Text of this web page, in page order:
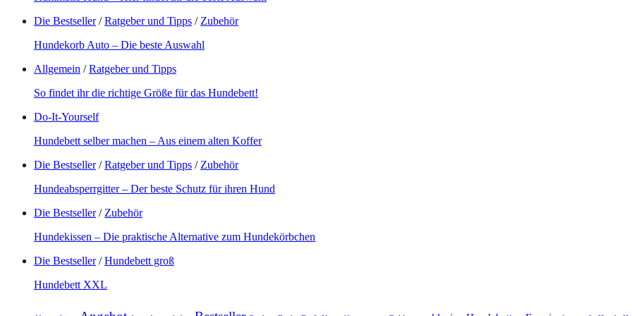
Die Bestseller/Ratgeber und Tipps / Zubehör
Hundekorb Auto – Die beste Auswahl
Allgemein /Ratgeber und Tipps
So findet ihr die richtige Größe für das Hundebett!
Do-It-Yourself
Hundebett selber machen – Aus einem alten Koffer
Die Bestseller/Ratgeber und Tipps / Zubehör
Hundeabsperrgitter – Der beste Schutz für ihren Hund
Die Bestseller/ Zubehör
Hundekissen – Die praktische Alternative zum Hundekörbchen
Die Bestseller/Hundebett groß
Hundebett XXL